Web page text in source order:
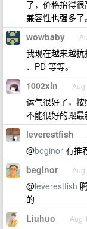
了，价格抬得
兼容性也强多了。
wowbaby
我现在越来越
、PD 等等。
1002xin
运气很好了，
不能很好的跟
leverestfish
@beginor 有推
beginor
@leverestfish
的
Liuhuo Aug